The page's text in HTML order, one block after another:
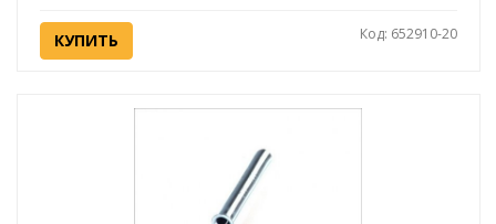
КУПИТЬ Код: 652910-20